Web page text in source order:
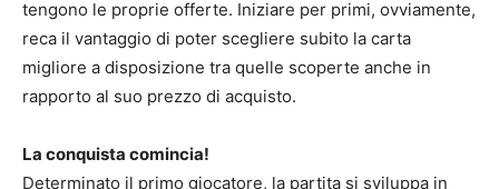
tengono le proprie offerte. Iniziare per primi, ovviamente,
reca il vantaggio di poter scegliere subito la carta
migliore a disposizione tra quelle scoperte anche in
rapporto al suo prezzo di acquisto.
La conquista comincia!
Determinato il primo giocatore, la partita si sviluppa in